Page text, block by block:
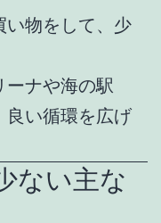
い物をして、少
ーナや海の駅
良い循環を広げ
ない主な